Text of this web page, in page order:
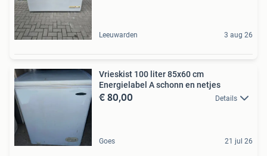
Leeuwarden 3 aug 26
Vrieskist 100 liter 85x60 cm
Energielabel A schonn en netjes
€ 80,00 Details
Goes 21 jul 26